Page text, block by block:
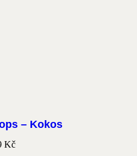
– Kokos
Kč